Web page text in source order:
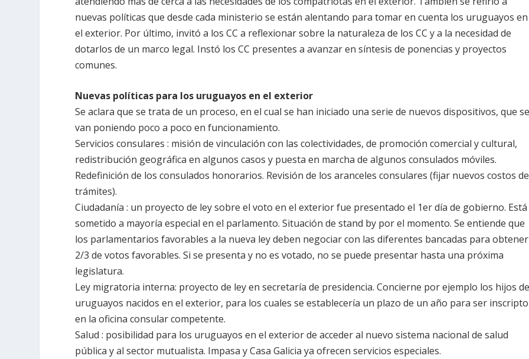
nuevas políticas que desde cada ministerio se están alentando para tomar en cuenta los uruguayos en
el exterior. Por último, invitó a los CC a reflexionar sobre la naturaleza de los CC y a la necesidad de
dotarlos de un marco legal. Instó los CC presentes a avanzar en síntesis de ponencias y proyectos
comunes.
Nuevas políticas para los uruguayos en el exterior
Se aclara que se trata de un proceso, en el cual se han iniciado una serie de nuevos dispositivos, que
van poniendo poco a poco en funcionamiento.
Servicios consulares : misión de vinculación con las colectividades, de promoción comercial y cultural,
redistribución geográfica en algunos casos y puesta en marcha de algunos consulados móviles.
Redefinición de los consulados honorarios. Revisión de los aranceles consulares (fijar nuevos costos de
trámites).
Ciudadanía : un proyecto de ley sobre el voto en el exterior fue presentado el 1er día de gobierno. Está
sometido a mayoría especial en el parlamento. Situación de stand by por el momento. Se entiende que
los parlamentarios favorables a la nueva ley deben negociar con las diferentes bancadas para obtener
2/3 de votos favorables. Si se presenta y no es votado, no se puede presentar hasta una próxima
legislatura.
Ley migratoria interna: proyecto de ley en secretaría de presidencia. Concierne por ejemplo los hijos
uruguayos nacidos en el exterior, para los cuales se establecería un plazo de un año para ser inscripto
en la oficina consular competente.
Salud : posibilidad para los uruguayos en el exterior de acceder al nuevo sistema nacional de salud
pública y al sector mutualista. Impasa y Casa Galicia ya ofrecen servicios especiales.